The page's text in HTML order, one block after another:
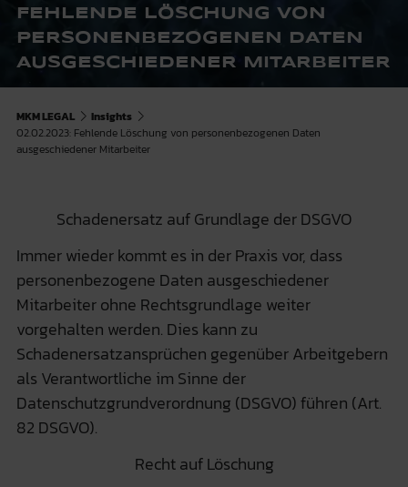
FEHLENDE LÖSCHUNG VON
PERSONENBEZOGENEN DATEN
AUSGESCHIEDENER MITARBEITER
MKM LEGAL
Insights
02.02.2023: Fehlende Löschung von personenbezogenen Daten
ausgeschiedener Mitarbeiter
Schadenersatz auf Grundlage der DSGVO
Immer wieder kommt es in der Praxis vor, dass
personenbezogene Daten ausgeschiedener
Mitarbeiter ohne Rechtsgrundlage weiter
vorgehalten werden. Dies kann zu
Schadenersatzansprüchen gegenüber Arbeitgebern
als Verantwortliche im Sinne der
Datenschutzgrundverordnung (DSGVO) führen (Art.
82 DSGVO).
Recht auf Löschung